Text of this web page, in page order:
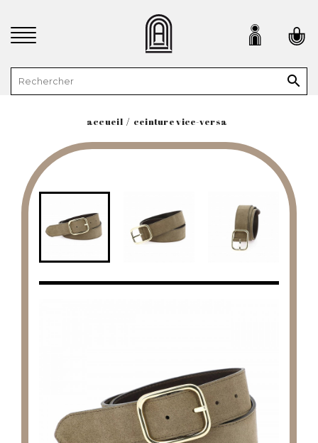

accueil ceinture vice-versa